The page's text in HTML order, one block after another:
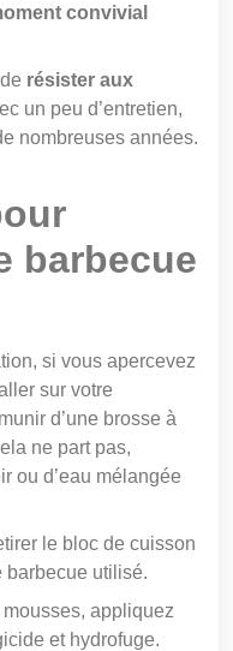
convivial
résister aux
un peu d’entretien,
nombreuses années.
barbecue
si vous apercevez
sur votre
d’une brosse à
ne part pas,
ou d’eau mélangée
le bloc de cuisson
barbecue utilisé.
appliquez
et hydrofuge.